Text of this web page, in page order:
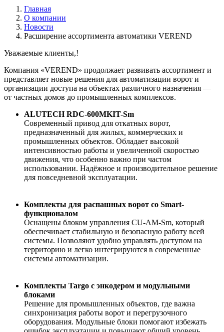
Главная
О компании
Новости
Расширение ассортимента автоматики VEREND
Уважаемые клиенты,!
Компания «VEREND» продолжает развивать ассортимент и
представляет новые решения для автоматизации ворот и
организации доступа на объектах различного назначения —
от частных домов до промышленных комплексов.
ALUTECH RDC-600MKIT-Sm
Современный привод для откатных ворот,
предназначенный для жилых, коммерческих и
промышленных объектов. Обладает высокой
интенсивностью работы и увеличенной скоростью
движения, что особенно важно при частом
использовании. Надёжное и производительное решение
для повседневной эксплуатации.
Комплекты для распашных ворот со Smart-
функционалом
Оснащены блоком управления CU-AM-Sm, который
обеспечивает стабильную и безопасную работу всей
системы. Позволяют удобно управлять доступом на
территорию и легко интегрируются в современные
системы автоматизации.
Комплекты Targo с энкодером и модульными
блоками
Решение для промышленных объектов, где важна
синхронизация работы ворот и перегрузочного
оборудования. Модульные блоки помогают избежать